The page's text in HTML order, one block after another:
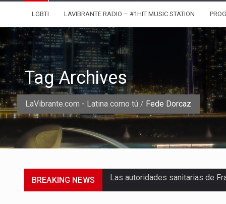
LGBTI LAVIBRANTE RADIO – #1HIT MUSIC STATION
LaVibrante.com - Latina como tú / Fede Dorcaz
Tag Archives
BREAKING NEWS Una jornada escolar terminó en